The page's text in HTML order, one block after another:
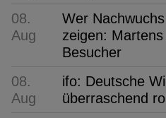
08.
Aug
Wer
zeigen:
Besucher
08.
Aug
ifo: Deutsche
überraschend